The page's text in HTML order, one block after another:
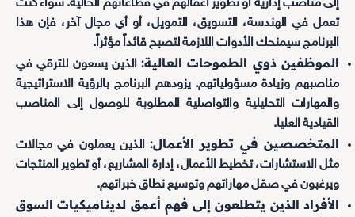
إلى مناصب إدارية أو تطوير أعمالهم في قطاعاتهم الحالية. سواء كنت
تعمل في الهندسة، التسويق، التمويل، أو أي مجال آخر، فإن هذا
البرنامج سيمنحك الأدوات اللازمة لتصبح قائداً مؤثراً.
الموظفين ذوي الطموحات العالية:الذين يسعون للترقي في
مناصبهم وزيادة مسؤولياتهم. يزودهم البرنامج بالرؤية الاستراتيجية
والمهارات التحليلية والتواصلية المطلوبة للوصول إلى المناصب
القيادية العليا.
المتخصصين في تطوير الأعمال:الذين يعملون في مجالات
مثل الاستشارات، تخطيط الأعمال، إدارة المشاريع، أو تطوير المنتجات
ويرغبون في صقل مهاراتهم وتوسيع نطاق خبراتهم.
الأفراد الذين يتطلعون إلى فهم أعمق لديناميكيات السوق